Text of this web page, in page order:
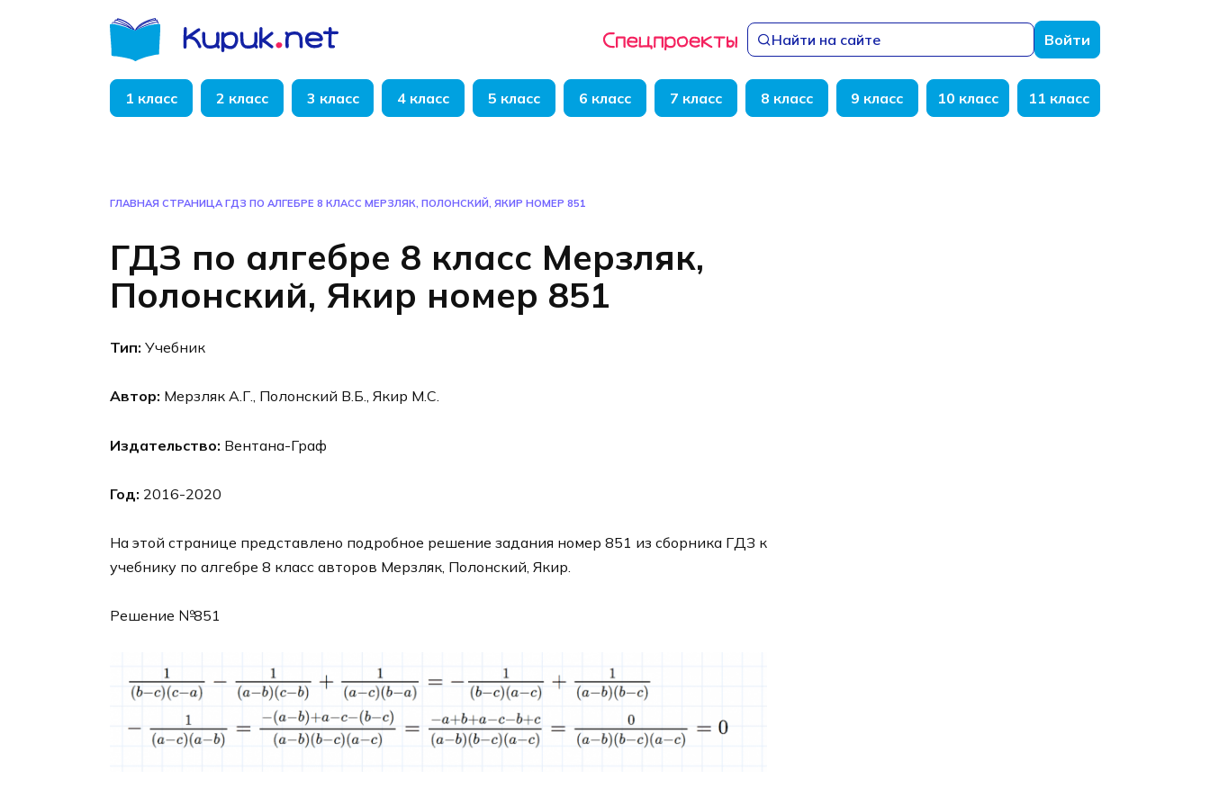
Найти на сайте Войти
1 класс 2 класс 3 класс 4 класс 5 класс 6 класс 7 класс 8 класс 9 класс 10 класс 11 класс
ГЛАВНАЯ СТРАНИЦА ГДЗ ПО АЛГЕБРЕ 8 КЛАСС МЕРЗЛЯК, ПОЛОНСКИЙ, ЯКИР НОМЕР 851
ГДЗ по алгебре 8 класс Мерзляк,
Полонский, Якир номер 851
Тип: Учебник
Автор: Мерзляк А.Г., Полонский В.Б., Якир М.С.
Издательство: Вентана-Граф
Год: 2016-2020
На этой странице представлено подробное решение задания номер 851 из сборника ГДЗ к
учебнику по алгебре 8 класс авторов Мерзляк, Полонский, Якир.
Решение №851